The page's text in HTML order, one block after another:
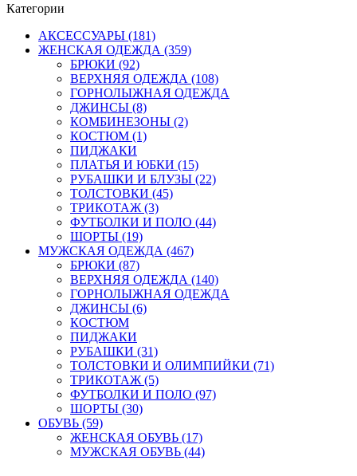
Категории
АКСЕССУАРЫ (181)
ЖЕНСКАЯ ОДЕЖДА (359)
БРЮКИ (92)
ВЕРХНЯЯ ОДЕЖДА (108)
ГОРНОЛЫЖНАЯ ОДЕЖДА
ДЖИНСЫ (8)
КОМБИНЕЗОНЫ (2)
КОСТЮМ (1)
ПИДЖАКИ
ПЛАТЬЯ И ЮБКИ (15)
РУБАШКИ И БЛУЗЫ (22)
ТОЛСТОВКИ (45)
ТРИКОТАЖ (3)
ФУТБОЛКИ И ПОЛО (44)
ШОРТЫ (19)
МУЖСКАЯ ОДЕЖДА (467)
БРЮКИ (87)
ВЕРХНЯЯ ОДЕЖДА (140)
ГОРНОЛЫЖНАЯ ОДЕЖДА
ДЖИНСЫ (6)
КОСТЮМ
ПИДЖАКИ
РУБАШКИ (31)
ТОЛСТОВКИ И ОЛИМПИЙКИ (71)
ТРИКОТАЖ (5)
ФУТБОЛКИ И ПОЛО (97)
ШОРТЫ (30)
ОБУВЬ (59)
ЖЕНСКАЯ ОБУВЬ (17)
МУЖСКАЯ ОБУВЬ (44)